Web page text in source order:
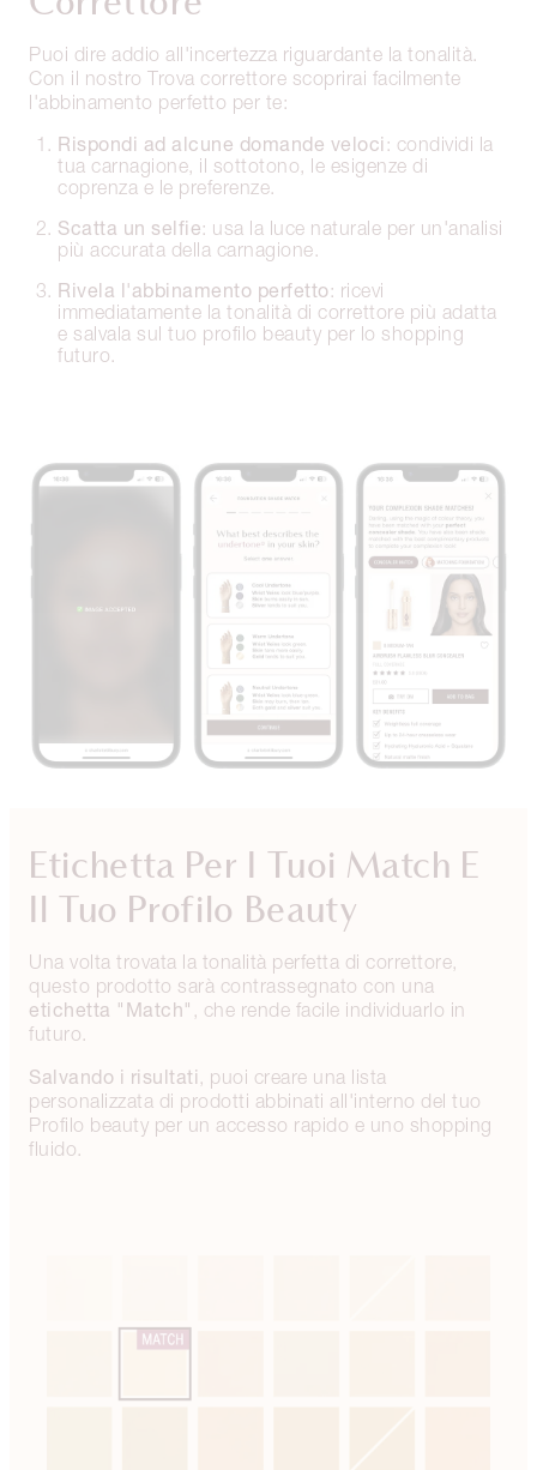
Puoi dire addio all'incertezza riguardante la tonalità.
Con il nostro Trova correttore scoprirai facilmente
l'abbinamento perfetto per te:
Rispondi ad alcune domande veloci : condividi la
tua carnagione, il sottotono, le esigenze di
coprenza e le preferenze.
Scatta un selfie: usa la luce naturale per un'analisi
più accurata della carnagione.
Rivela l'abbinamento perfetto: ricevi
immediatamente la tonalità di correttore più adatta
e salvala sul tuo profilo beauty per lo shopping
futuro.
Etichetta Per I Tuoi Match E
Il Tuo Profilo Beauty
Una volta trovata la tonalità perfetta di correttore,
questo prodotto sarà contrassegnato con una
etichetta "Match" , che rende facile individuarlo in
futuro.
Salvando i risultati , puoi creare una lista
personalizzata di prodotti abbinati all'interno del tuo
Profilo beauty per un accesso rapido e uno shopping
fluido.